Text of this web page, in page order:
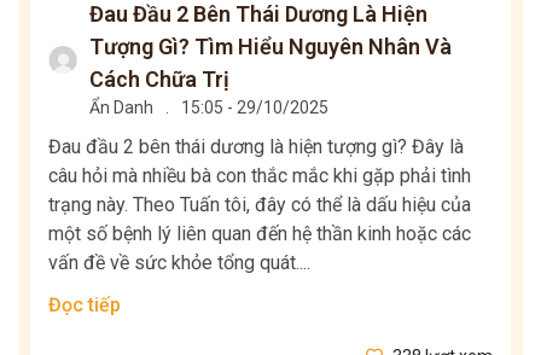
Đau Đầu 2 Bên Thái Dương Là Hiện
Tượng Gì? Tìm Hiểu Nguyên Nhân Và
Cách Chữa Trị
Ẩn Danh 15:05 - 29/10/2025
Đau đầu 2 bên thái dương là hiện tượng gì? Đây là
câu hỏi mà nhiều bà con thắc mắc khi gặp phải tình
trạng này. Theo Tuấn tôi, đây có thể là dấu hiệu của
một số bệnh lý liên quan đến hệ thần kinh hoặc các
vấn đề về sức khỏe tổng quát....
Đọc tiếp